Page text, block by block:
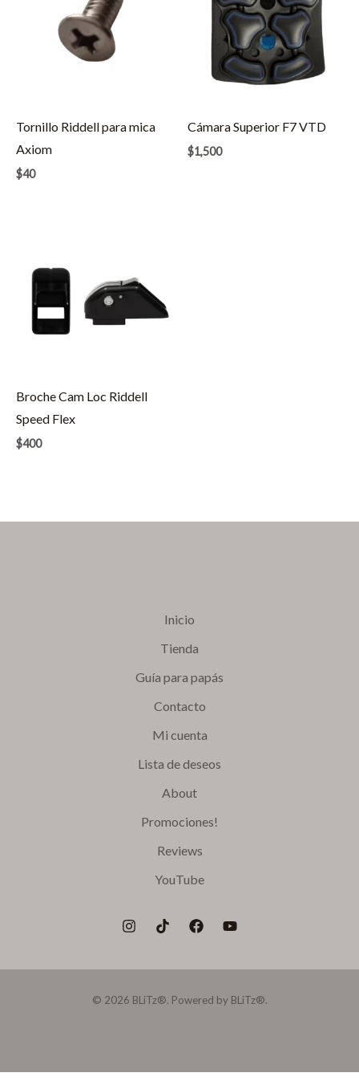
Tornillo Riddell para mica
Axiom
$40
Cámara Superior F7 VTD
$1,500
Broche Cam Loc Riddell
Speed Flex
$400
Inicio
Tienda
Guía para papás
Contacto
Mi cuenta
Lista de deseos
About
Promociones!
Reviews
YouTube
© 2026 BLiTz®. Powered by BLiTz®.